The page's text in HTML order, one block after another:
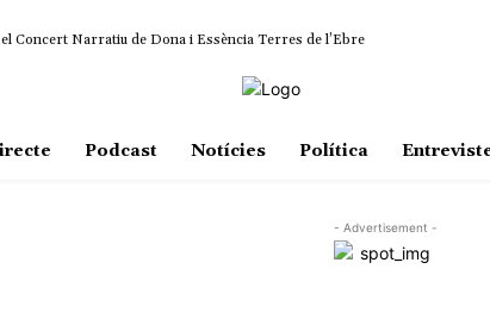
Concert Narratiu de Dona i Essència Terres de l’Ebre
Podcast Notícies Política
- Advertisement -